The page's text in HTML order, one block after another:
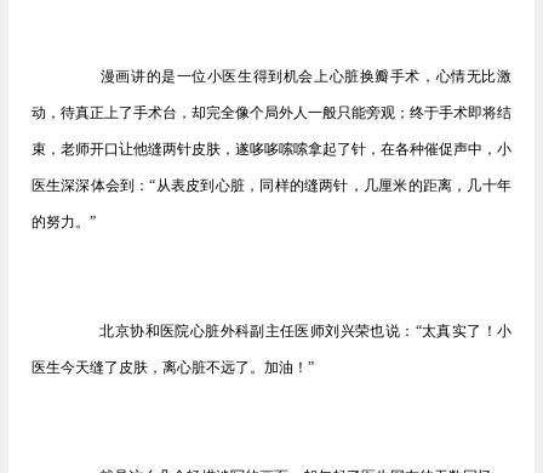
漫画讲的是一位小医生得到机会上心脏换瓣手术，心情无比激
动，待真正上了手术台，却完全像个局外人一般只能旁观；终于手术即将结
束，老师开口让他缝两针皮肤，遂哆哆嗦嗦拿起了针，在各种催促声中，小
医生深深体会到：“从表皮到心脏，同样的缝两针，几厘米的距离，几十年
的努力。”
北京协和医院心脏外科副主任医师刘兴荣也说：“太真实了！小
医生今天缝了皮肤，离心脏不远了。加油！”